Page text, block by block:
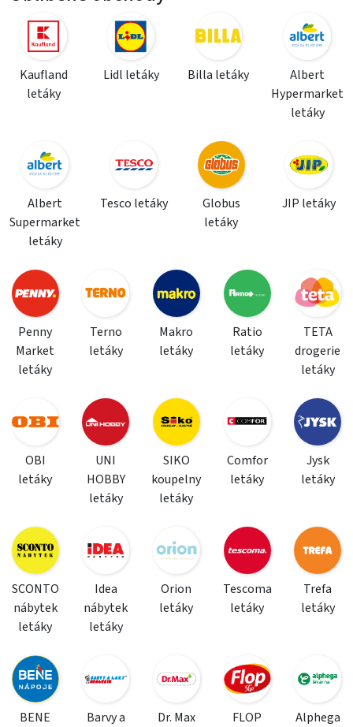
Kaufland
letáky
Lidl letáky Billa letáky
Albert
Hypermarket
letáky
Albert
Supermarket
letáky
Tesco letáky
Globus
letáky
JIP letáky
Penny
Market
letáky
Terno
letáky
Makro
letáky
Ratio
letáky
TETA
drogerie
letáky
OBI
letáky
UNI
HOBBY
letáky
SIKO
koupelny
letáky
Comfor
letáky
Jysk
letáky
SCONTO
nábytek
letáky
Idea
nábytek
letáky
Orion
letáky
Tescoma
letáky
Trefa
letáky
BENE Barvy a Dr. Max FLOP Alphega